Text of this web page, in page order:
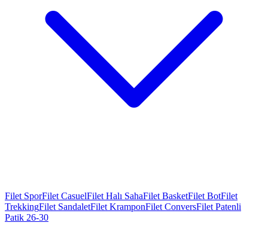
Filet SporFilet CasuelFilet Halı SahaFilet BasketFilet BotFilet
TrekkingFilet SandaletFilet KramponFilet ConversFilet Patenli
Patik 26-30